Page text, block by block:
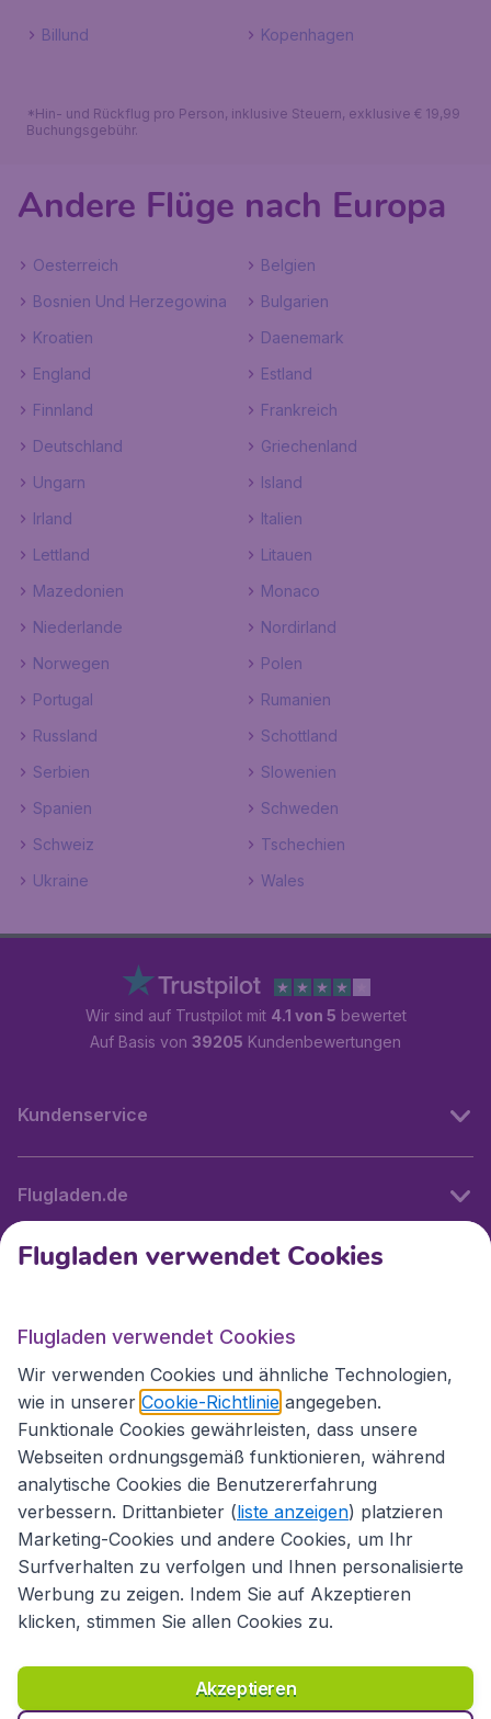
Billund Kopenhagen
*Hin- und Rückflug pro Person, inklusive Steuern, exklusive € 19,99
Buchungsgebühr.
Andere Flüge nach Europa
Oesterreich
Belgien
Bosnien Und Herzegowina
Bulgarien
Kroatien
Daenemark
England
Estland
Finnland
Frankreich
Deutschland
Griechenland
Ungarn
Island
Irland
Italien
Lettland
Litauen
Mazedonien
Monaco
Niederlande
Nordirland
Norwegen
Polen
Portugal
Rumanien
Russland
Schottland
Serbien
Slowenien
Spanien
Schweden
Schweiz
Tschechien
Ukraine
Wales
Wir sind auf Trustpilot mit 4.1 von 5 bewertet
Auf Basis von 39205 Kundenbewertungen
Kundenservice
Flugladen.de
Internationale Webseiten
Folgen Sie uns:
Richtlinien und Bedingungen
Haftungsausschluss
Datenschutzerklärung
Cookies Copyright © 2026
Flugladen verwendet Cookies
Flugladen verwendet Cookies
Wir verwenden Cookies und ähnliche Technologien,
wie in unserer Cookie-Richtlinie angegeben.
Funktionale Cookies gewährleisten, dass unsere
Webseiten ordnungsgemäß funktionieren, während
analytische Cookies die Benutzererfahrung
verbessern. Drittanbieter (liste anzeigen) platzieren
Marketing-Cookies und andere Cookies, um Ihr
Surfverhalten zu verfolgen und Ihnen personalisierte
Werbung zu zeigen. Indem Sie auf Akzeptieren
klicken, stimmen Sie allen Cookies zu.
Akzeptieren